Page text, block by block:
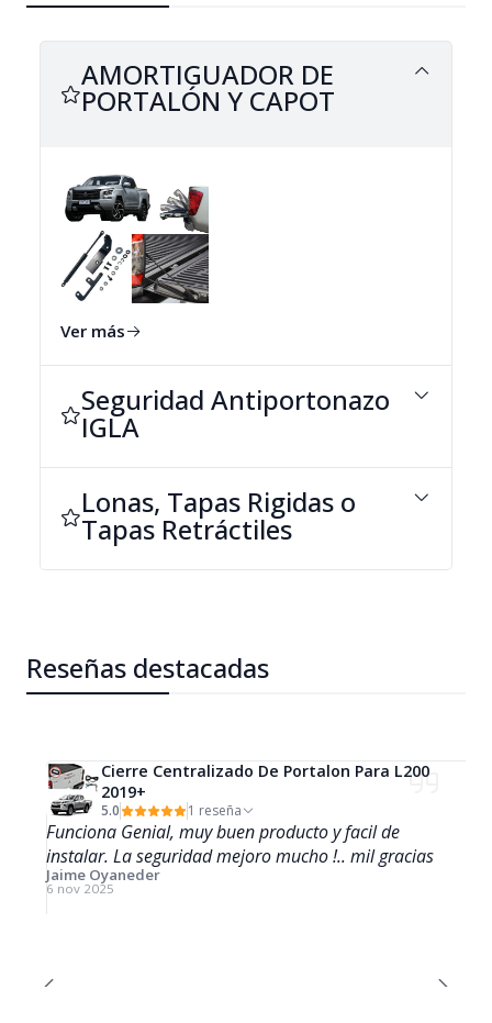
AMORTIGUADOR DE
PORTALÓN Y CAPOT
Ver más
Seguridad Antiportonazo
IGLA
Lonas, Tapas Rigidas o
Tapas Retráctiles
Reseñas destacadas
Cierre Centralizado De Portalon Para L200
2019+
5.0 1 reseña
Funciona Genial, muy buen producto y facil de
instalar. La seguridad mejoro mucho !.. mil gracias
Jaime Oyaneder
6 nov 2025